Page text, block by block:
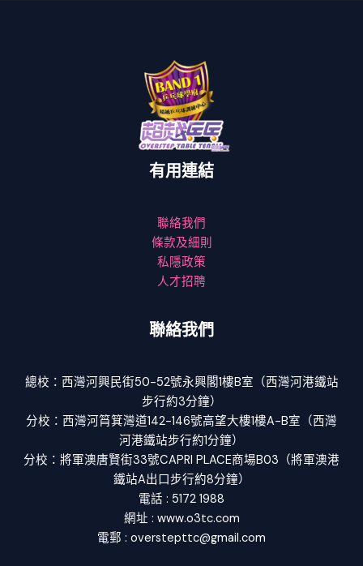
有用連結
聯絡我們
條款及細則
私隱政策
人才招聘
聯絡我們
總校：西灣河興民街50-52號永興閣1樓B室（西灣河港鐵站
步行約3分鐘）
分校：西灣河筲箕灣道142-146號高望大樓1樓A-B室（西灣
河港鐵站步行約1分鐘）
分校：將軍澳唐賢街33號CAPRI PLACE商場B03（將軍澳港
鐵站A出口步行約8分鐘）
電話 : 5172 1988
網址 : www.o3tc.com
電郵 : overstepttc@gmail.com